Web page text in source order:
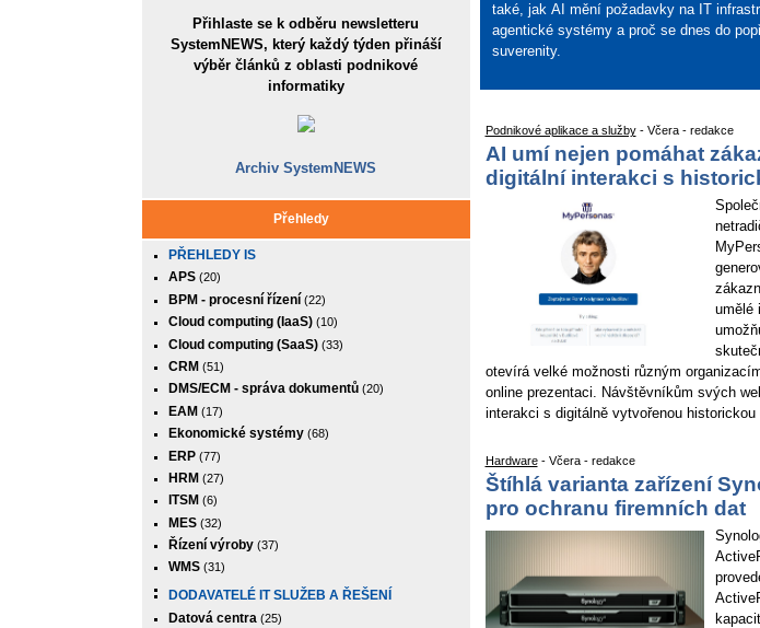
Přihlaste se k odběru newsletteru
SystemNEWS, který každý týden přináší
výběr článků z oblasti podnikové
informatiky
Archiv SystemNEWS
Přehledy
PŘEHLEDY IS
APS(20)
BPM - procesní řízení(22)
Cloud computing (IaaS)(10)
Cloud computing (SaaS)(33)
CRM (51)
DMS/ECM - správa dokumentů(20)
EAM (17)
Ekonomické systémy(68)
ERP(77)
HRM (27)
ITSM (6)
MES(32)
Řízení výroby(37)
WMS(31)
DODAVATELÉ IT SLUŽEB A ŘEŠENÍ
Datová centra (25)
také, jak AI mění požadavky na IT
agentické systémy a proč se dnes do
suverenity.
Podnikové aplikace a služby- Včera - redakce
AI umí nejen pomáhat
digitální interakci s
umělé
otevírá velké možnosti různým
online prezentaci. Návštěvníkům svých
interakci s digitálně vytvořenou
Hardware- Včera - redakce
Štíhlá varianta zařízení
pro ochranu firemních dat